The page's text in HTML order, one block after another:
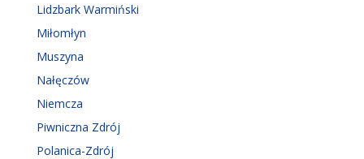
Lidzbark Warmiński
Miłomłyn
Muszyna
Nałęczów
Niemcza
Piwniczna Zdrój
Polanica-Zdrój